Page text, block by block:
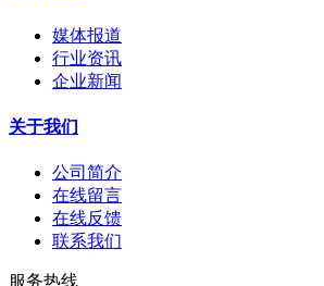
媒体报道
行业资讯
企业新闻
关于我们
公司简介
在线留言
在线反馈
联系我们
服务热线